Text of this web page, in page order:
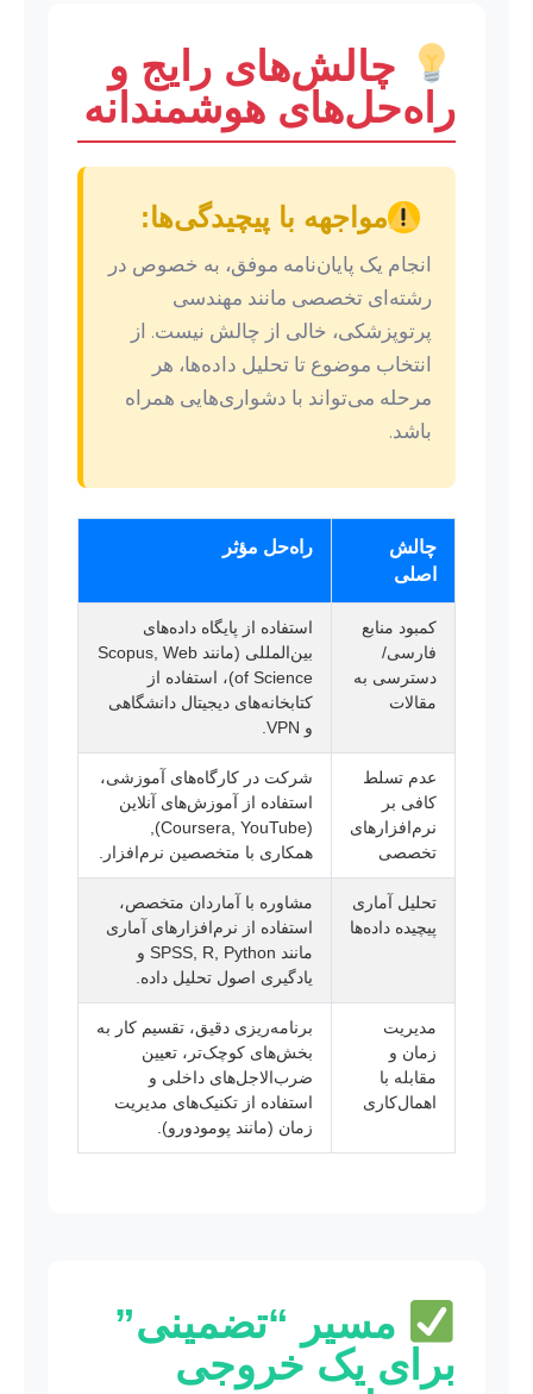
چالش‌های رایج و
راه‌حل‌های هوشمندانه
مواجهه با پیچیدگی‌ها:
انجام یک پایان‌نامه موفق، به خصوص در
رشته‌ای تخصصی مانند مهندسی
پرتوپزشکی، خالی از چالش نیست. از
انتخاب موضوع تا تحلیل داده‌ها، هر
مرحله می‌تواند با دشواری‌هایی همراه
باشد.
چالش
اصلی
راه‌حل مؤثر
کمبود منابع
فارسی/
دسترسی به
مقالات
استفاده از پایگاه داده‌های
بین‌المللی (مانند Scopus, Web
of Science)، استفاده از
کتابخانه‌های دیجیتال دانشگاهی
و VPN.
عدم تسلط
کافی بر
نرم‌افزارهای
تخصصی
شرکت در کارگاه‌های آموزشی،
استفاده از آموزش‌های آنلاین
(Coursera, YouTube),
همکاری با متخصصین نرم‌افزار.
تحلیل آماری
پیچیده داده‌ها
مشاوره با آماردان متخصص،
استفاده از نرم‌افزارهای آماری
مانند SPSS, R, Python و
یادگیری اصول تحلیل داده.
مدیریت
زمان و
مقابله با
اهمال‌کاری
برنامه‌ریزی دقیق، تقسیم کار به
بخش‌های کوچک‌تر، تعیین
ضرب‌الاجل‌های داخلی و
استفاده از تکنیک‌های مدیریت
زمان (مانند پومودورو).
مسیر “تضمینی”
برای یک خروجی